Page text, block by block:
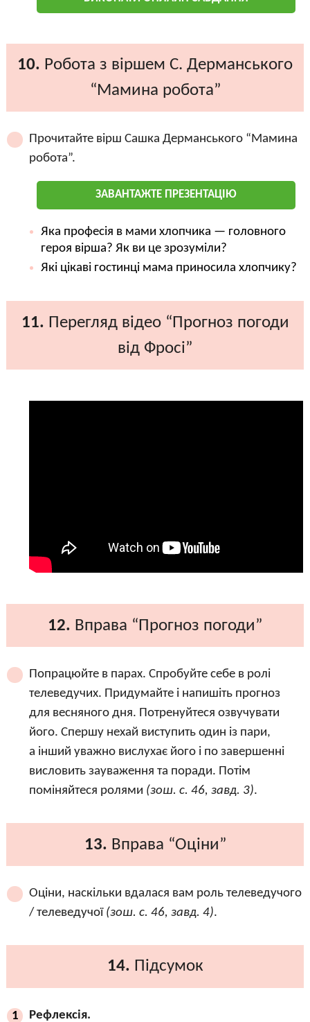
10. Робота з віршем С. Дерманського
“Мамина робота”
Прочитайте вірш Сашка Дерманського “Мамина
робота”.
ЗАВАНТАЖТЕ ПРЕЗЕНТАЦІЮ
Яка професія в мами хлопчика — головного
героя вірша? Як ви це зрозуміли?
Які цікаві гостинці мама приносила хлопчику?
11. Перегляд відео “Прогноз погоди
від Фросі”
12. Вправа “Прогноз погоди”
Попрацюйте в парах. Спробуйте себе в ролі
телеведучих. Придумайте і напишіть прогноз
для весняного дня. Потренуйтеся озвучувати
його. Спершу нехай виступить один із пари,
а інший уважно вислухає його і по завершенні
висловить зауваження та поради. Потім
поміняйтеся ролями (зош. с. 46, завд. 3).
13. Вправа “Оціни”
Оціни, наскільки вдалася вам роль телеведучого
/ телеведучої (зош. с. 46, завд. 4).
14. Підсумок
1
Рефлексія.